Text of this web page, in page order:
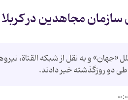
مجاهدین در کربلا
و به نقل از شبكه القناة،
دو روزگذشته خبر دادند.